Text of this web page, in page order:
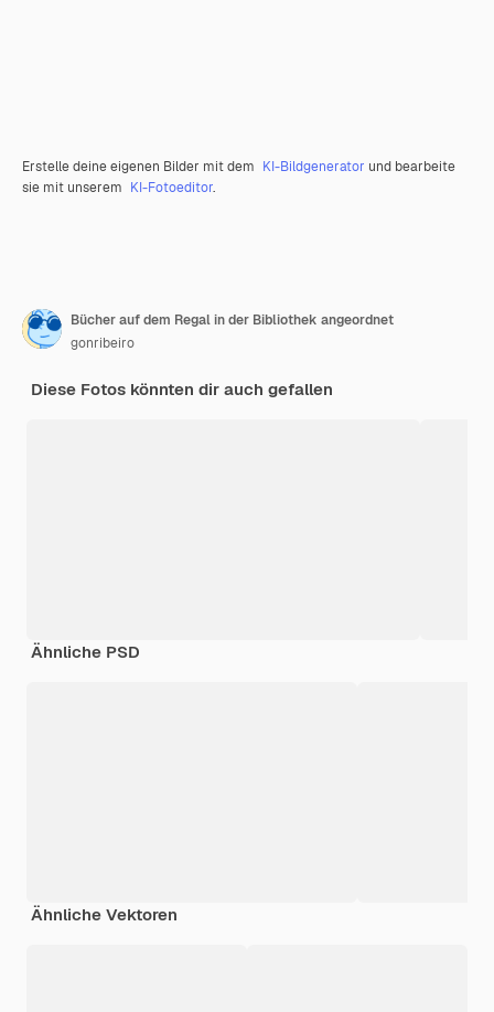
Erstelle deine eigenen Bilder mit dem KI-Bildgenerator und bearbeite
sie mit unserem KI-Fotoeditor.
Bücher auf dem Regal in der Bibliothek angeordnet
gonribeiro
Diese Fotos könnten dir auch gefallen
Ähnliche PSD
Ähnliche Vektoren